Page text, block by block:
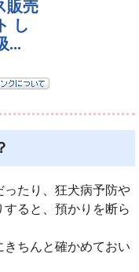
ったり、狂犬病予防や
ると、預かりを断ら
ちんと確かめておい